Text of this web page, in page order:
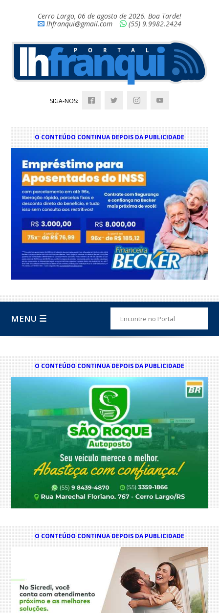
Cerro Largo, 06 de agosto de 2026. Boa Tarde!
lhfranqui@gmail.com
(55) 9.9982.2424
SIGA-NOS:
O CONTEÚDO CONTINUA DEPOIS DA PUBLICIDADE
MENU ☰
O CONTEÚDO CONTINUA DEPOIS DA PUBLICIDADE
O CONTEÚDO CONTINUA DEPOIS DA PUBLICIDADE